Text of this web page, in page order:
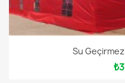
Su Geçirmez